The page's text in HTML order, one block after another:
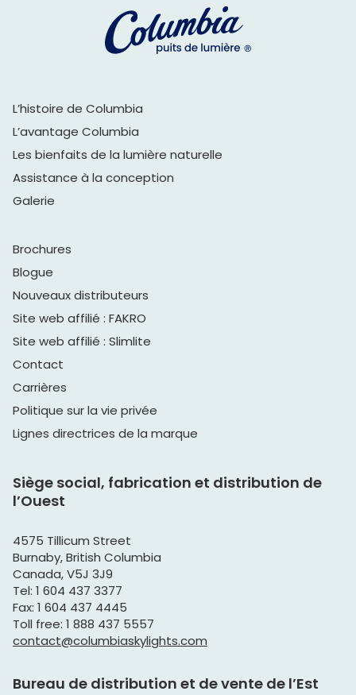
L’histoire de Columbia
L’avantage Columbia
Les bienfaits de la lumière naturelle
Assistance à la conception
Galerie
Brochures
Blogue
Nouveaux distributeurs
Site web affilié : FAKRO
Site web affilié : Slimlite
Contact
Carrières
Politique sur la vie privée
Lignes directrices de la marque
Siège social, fabrication et distribution de
l’Ouest
4575 Tillicum Street
Burnaby, British Columbia
Canada, V5J 3J9
Tel: 1 604 437 3377
Fax: 1 604 437 4445
Toll free: 1 888 437 5557
contact@columbiaskylights.com
Bureau de distribution et de vente de l’Est